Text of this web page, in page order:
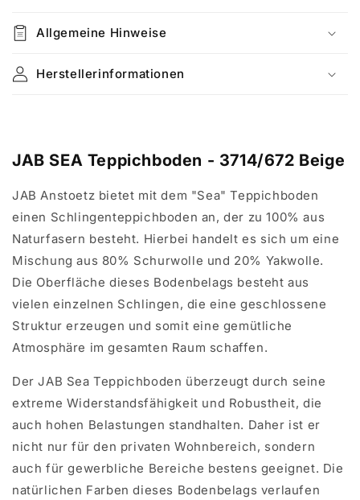
Allgemeine Hinweise
Herstellerinformationen
JAB SEA Teppichboden - 3714/672 Beige
JAB Anstoetz bietet mit dem "Sea" Teppichboden
einen Schlingenteppichboden an, der zu 100% aus
Naturfasern besteht. Hierbei handelt es sich um eine
Mischung aus 80% Schurwolle und 20% Yakwolle.
Die Oberfläche dieses Bodenbelags besteht aus
vielen einzelnen Schlingen, die eine geschlossene
Struktur erzeugen und somit eine gemütliche
Atmosphäre im gesamten Raum schaffen.
Der JAB Sea Teppichboden überzeugt durch seine
extreme Widerstandsfähigkeit und Robustheit, die
auch hohen Belastungen standhalten. Daher ist er
nicht nur für den privaten Wohnbereich, sondern
auch für gewerbliche Bereiche bestens geeignet. Die
natürlichen Farben dieses Bodenbelags verlaufen